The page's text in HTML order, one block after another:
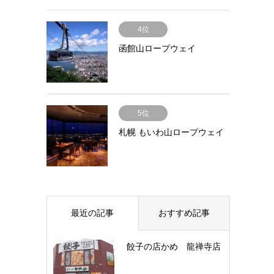
4位
函館山ロープウェイ
5位
札幌 もいわ山ロープウェイ
最近の記事 おすすめ記事
餃子の店かめ 龍禅寺店